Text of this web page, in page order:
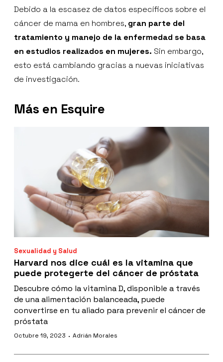
Debido a la escasez de datos específicos sobre el
cáncer de mama en hombres, gran parte del
tratamiento y manejo de la enfermedad se basa
en estudios realizados en mujeres. Sin embargo,
esto está cambiando gracias a nuevas iniciativas
de investigación.
Más en Esquire
Sexualidad y Salud
Harvard nos dice cuál es la vitamina que
puede protegerte del cáncer de próstata
Descubre cómo la vitamina D, disponible a través
de una alimentación balanceada, puede
convertirse en tu aliado para prevenir el cáncer de
próstata
Octubre 19, 2023 · Adrián Morales